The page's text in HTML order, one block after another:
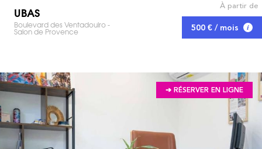
UBAS
Boulevard des Ventadouiro -
Salon de Provence
À partir de
500 € / mois
➔ RÉSERVER EN LIGNE